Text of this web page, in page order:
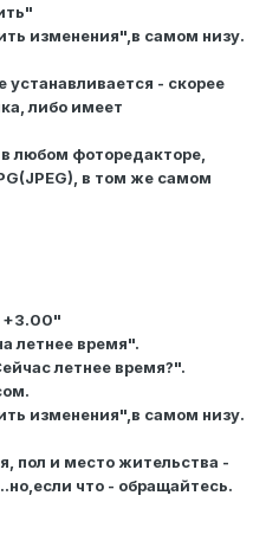
изменения",в самом низу.
устанавливается - скорее
либо имеет
любом фоторедакторе,
в том же самом
+3.00"
летнее время".
летнее время?".
изменения",в самом низу.
пол и место жительства -
что - обращайтесь.